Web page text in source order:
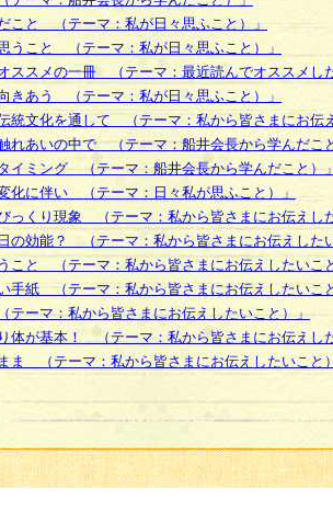
こと （テーマ：私が日々思ふこと）」
うこと （テーマ：私が日々思ふこと）」
オススメの一冊 （テーマ：最近読んでオススメし
きあう （テーマ：私が日々思ふこと）」
伝統文化を通して （テーマ：私から皆さまにお伝
触れあいの中で （テーマ：船井会長から学んだこ
タイミング （テーマ：船井会長から学んだこと）
化に伴い （テーマ：日々私が思ふこと）」
びっくり現象 （テーマ：私から皆さまにお伝えし
日の効能？ （テーマ：私から皆さまにお伝えした
うこと （テーマ：私から皆さまにお伝えしたいこ
い手紙 （テーマ：私から皆さまにお伝えしたいこ
テーマ：私から皆さまにお伝えしたいこと）」
り体が基本！ （テーマ：私から皆さまにお伝えし
まま （テーマ：私から皆さまにお伝えしたいこと